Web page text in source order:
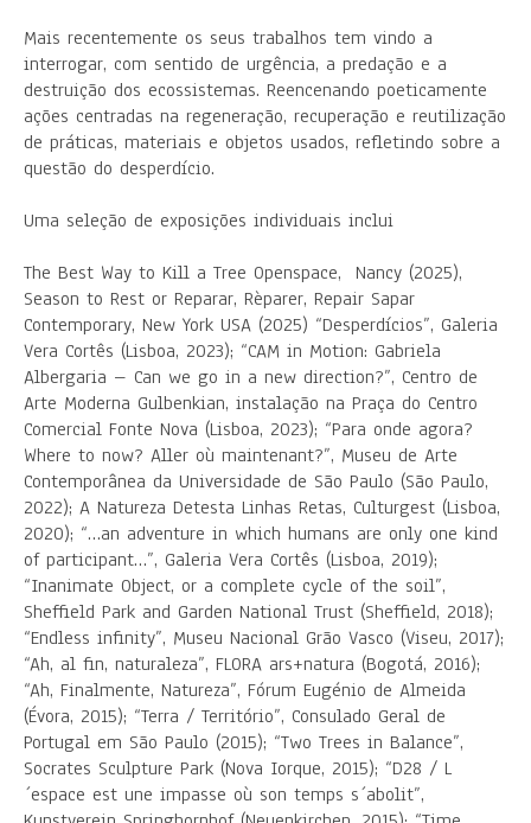
Mais recentemente os seus trabalhos tem vindo a
interrogar, com sentido de urgência, a predação e a
destruição dos ecossistemas. Reencenando poeticamente
ações centradas na regeneração, recuperação e reutilização
de práticas, materiais e objetos usados, refletindo sobre a
questão do desperdício.
Uma seleção de exposições individuais inclui
The Best Way to Kill a Tree Openspace, Nancy (2025),
Season to Rest or Reparar, Rèparer, Repair Sapar
Contemporary, New York USA (2025) “Desperdícios”, Galeria
Vera Cortês (Lisboa, 2023); “CAM in Motion: Gabriela
Albergaria – Can we go in a new direction?”, Centro de
Arte Moderna Gulbenkian, instalação na Praça do Centro
Comercial Fonte Nova (Lisboa, 2023); “Para onde agora?
Where to now? Aller où maintenant?”, Museu de Arte
Contemporânea da Universidade de São Paulo (São Paulo,
2022); A Natureza Detesta Linhas Retas, Culturgest (Lisboa,
2020); “…an adventure in which humans are only one kind
of participant…”, Galeria Vera Cortês (Lisboa, 2019);
“Inanimate Object, or a complete cycle of the soil”,
Sheffield Park and Garden National Trust (Sheffield, 2018);
“Endless infinity”, Museu Nacional Grão Vasco (Viseu, 2017);
“Ah, al fin, naturaleza”, FLORA ars+natura (Bogotá, 2016);
“Ah, Finalmente, Natureza”, Fórum Eugénio de Almeida
(Évora, 2015); “Terra / Território”, Consulado Geral de
Portugal em São Paulo (2015); “Two Trees in Balance”,
Socrates Sculpture Park (Nova Iorque, 2015); “D28 / L
´espace est une impasse où son temps s´abolit”,